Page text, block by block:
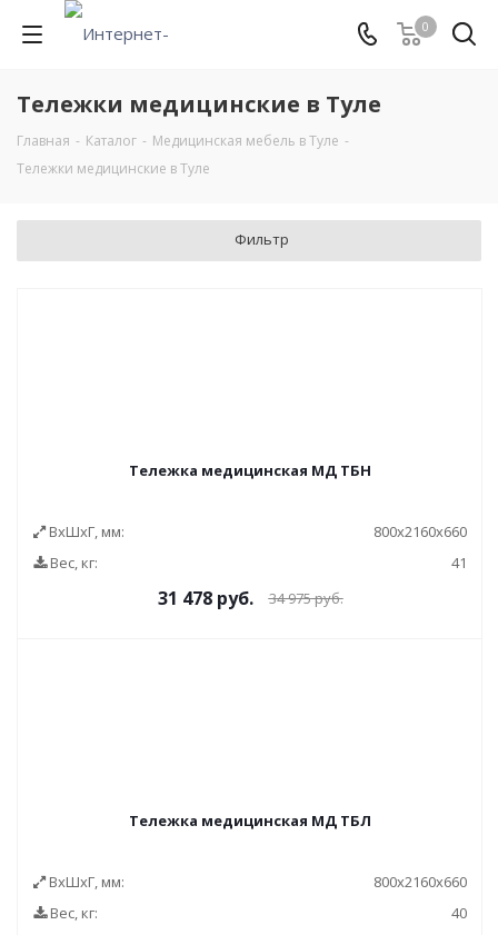
0
Тележки медицинские в Туле
Главная - Каталог - Медицинская мебель в Туле -
Тележки медицинские в Туле
Фильтр
Тележка медицинская МД ТБН
ВxШxГ, мм:
800x2160x660
Вес, кг:
41
31 478руб. 34 975руб.
Тележка медицинская МД ТБЛ
ВxШxГ, мм:
800x2160x660
Вес, кг:
40